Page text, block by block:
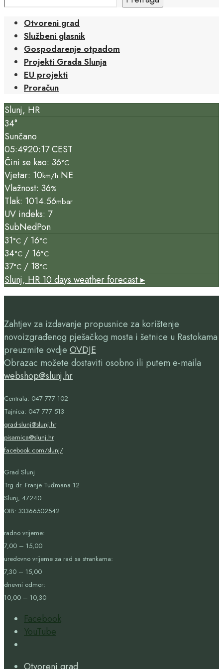
Otvoreni grad
Službeni glasnik
Gospodarenje otpadom
Projekti Grada Slunja
EU projekti
Proračun
Slunj, HR
34°
Sunčano
05:4920:17 CEST
Čini se kao: 36°C
Vjetar: 10km/h NE
Vlažnost: 36%
Tlak: 1014.56mbar
UV indeks: 7
SubNedPon
31°C / 16°C
34°C / 16°C
37°C / 18°C
Slunj, HR 10 days weather forecast ▸
Zahtjev za izdavanje propusnice za korištenje
novoizgrađenog pješačkog mosta i šetnice u Rastokama
preuzmite ovdje OVDJE
Obrazac možete dostaviti osobno ili putem e-maila
webshop@slunj.hr
Centrala: 047 777 102
Tajnica: 047 777 513
grad-slunj@slunj.hr
pisarnica@slunj.hr
facebook.com/slunj/
Grad Slunj
Trg dr. Franje Tuđmana 12
Slunj, 47240
OIB: 33366502542
radno vrijeme:
7,00 – 15,00
uredovno vrijeme za rad sa strankama:
7,30 – 15,00
dnevni odmor:
10,00 – 10,30
Facebook
YouTube
Otvoreni grad